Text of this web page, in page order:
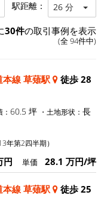
駅距離： 26 分
30件の取引事例を表示
(全 94件中)
本線 草薙駅
徒歩 28
60.5 坪 ・土地形状： 長
年第2四半期）
円 単価 28.1 万円/坪
本線 草薙駅
徒歩 25